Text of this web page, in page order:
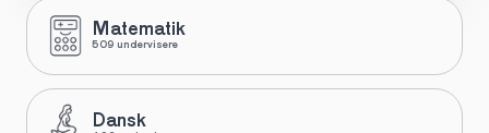
Matematik
509 undervisere
Dansk